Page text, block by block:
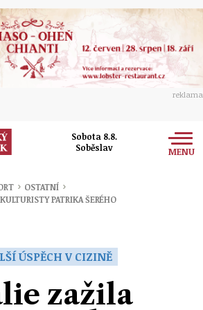
reklama
Sobota 8.8.
Soběslav
MENU
› OSTATNÍ ›
PATRIKA ŠERÉHO
ÚSPĚCH V CIZINĚ
zažila